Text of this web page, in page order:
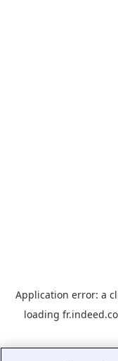
Application error: a
loading